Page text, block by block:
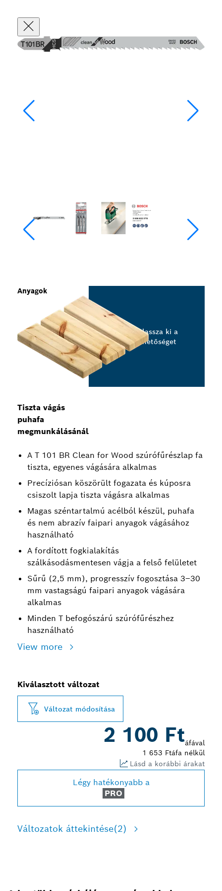
Tiszta vágás
puhafa
megmunkálásánál
A T 101 BR Clean for Wood szúrófűrészlap fa
tiszta, egyenes vágására alkalmas
Precíziósan köszörült fogazata és kúposra
csiszolt lapja tiszta vágásra alkalmas
Magas széntartalmú acélból készül, puhafa
és nem abrazív faipari anyagok vágásához
használható
A fordított fogkialakítás
szálkásodásmentesen vágja a felső felületet
Sűrű (2,5 mm), progresszív fogosztása 3–30
mm vastagságú faipari anyagok vágására
alkalmas
Minden T befogószárú szúrófűrészhez
használható
View more
Anyagok
Válassza ki a
lehetőséget
Kiválasztott változat
Változat módosítása
2 100 Ftáfával
1 653 Ftáfa nélkül
Lásd a korábbi árakat
Légy hatékonyabb a
PRO
Változatok áttekintése(2)